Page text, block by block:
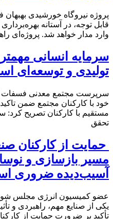
پروژه نیروگاه خورشیدی بهبهان
قابل‌ توجه، در آستانه
وارد مدار خواهد شد. پروژه‌ای
سرمایه انسانی
تولیدی و توسعه‌ای
سرپرست مجتمع معدنی فسفات
خود با کارکنان مجتمع ضمن
مستقیم با کارکنان تصریح کرد:
تحقق
حمایت از کارکنان
مسیر بازسازی و
آسیب‌دیده ضروری
عضو کمیسیون انرژی مجلس
یکی از صنایع مهم، راهبردی و
تأکید بر ضرورت حمایت از